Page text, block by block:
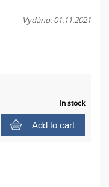
Vydáno: 01.11.2021
In stock
Add to cart